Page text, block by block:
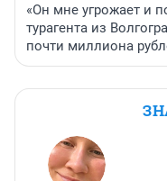
«Он мне угрожает и
турагента из
почти миллиона